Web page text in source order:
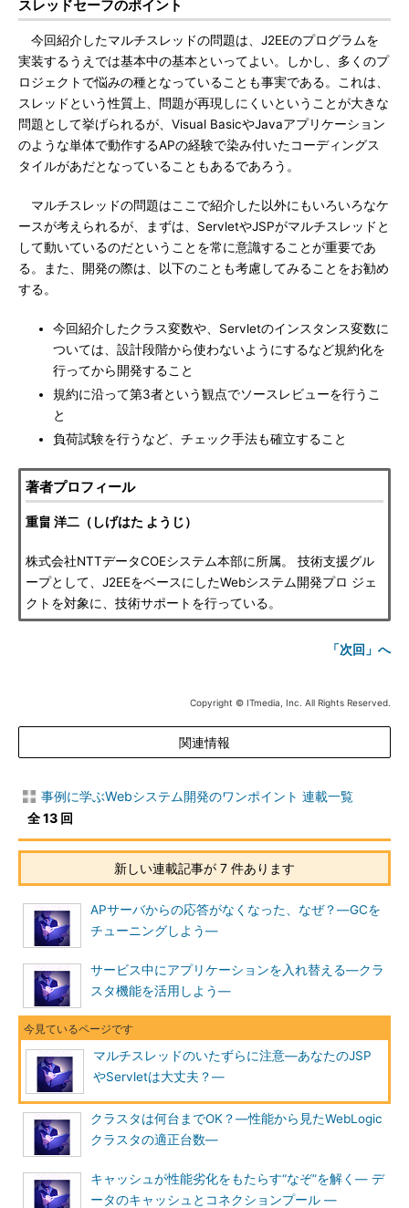
スレッドセーフのポイント
今回紹介したマルチスレッドの問題は、J2EEのプログラムを
実装するうえでは基本中の基本といってよい。しかし、多くのプ
ロジェクトで悩みの種となっていることも事実である。これは、
スレッドという性質上、問題が再現しにくいということが大きな
問題として挙げられるが、Visual BasicやJavaアプリケーション
のような単体で動作するAPの経験で染み付いたコーディングス
タイルがあだとなっていることもあるであろう。
マルチスレッドの問題はここで紹介した以外にもいろいろなケ
ースが考えられるが、まずは、ServletやJSPがマルチスレッドと
して動いているのだということを常に意識することが重要であ
る。また、開発の際は、以下のことも考慮してみることをお勧め
する。
今回紹介したクラス変数や、Servletのインスタンス変数に
ついては、設計段階から使わないようにするなど規約化を
行ってから開発すること
規約に沿って第3者という観点でソースレビューを行うこ
と
負荷試験を行うなど、チェック手法も確立すること
著者プロフィール
重畠 洋二（しげはた ようじ）
株式会社NTTデータCOEシステム本部に所属。 技術支援グル
ープとして、J2EEをベースにしたWebシステム開発プロ ジェ
クトを対象に、技術サポートを行っている。
「次回」へ
Copyright © ITmedia, Inc. All Rights Reserved.
関連情報
事例に学ぶWebシステム開発のワンポイント 連載一覧
全 13 回
新しい連載記事が 7 件あります
APサーバからの応答がなくなった、なぜ？―GCを
チューニングしよう―
サービス中にアプリケーションを入れ替える―クラ
スタ機能を活用しよう―
マルチスレッドのいたずらに注意―あなたのJSP
やServletは大丈夫？―
クラスタは何台までOK？―性能から見たWebLogic
クラスタの適正台数―
キャッシュが性能劣化をもたらす“なぞ”を解く― デ
ータのキャッシュとコネクションプール ―